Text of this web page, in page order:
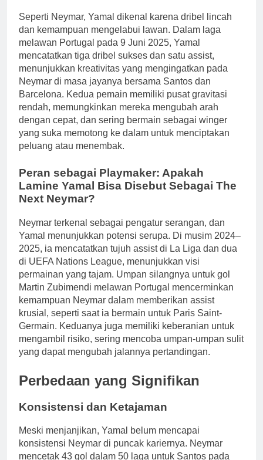
Seperti Neymar, Yamal dikenal karena dribel lincah
dan kemampuan mengelabui lawan. Dalam laga
melawan Portugal pada 9 Juni 2025, Yamal
mencatatkan tiga dribel sukses dan satu assist,
menunjukkan kreativitas yang mengingatkan pada
Neymar di masa jayanya bersama Santos dan
Barcelona. Kedua pemain memiliki pusat gravitasi
rendah, memungkinkan mereka mengubah arah
dengan cepat, dan sering bermain sebagai winger
yang suka memotong ke dalam untuk menciptakan
peluang atau menembak.
Peran sebagai Playmaker: Apakah
Lamine Yamal Bisa Disebut Sebagai The
Next Neymar?
Neymar terkenal sebagai pengatur serangan, dan
Yamal menunjukkan potensi serupa. Di musim 2024–
2025, ia mencatatkan tujuh assist di La Liga dan dua
di UEFA Nations League, menunjukkan visi
permainan yang tajam. Umpan silangnya untuk gol
Martin Zubimendi melawan Portugal mencerminkan
kemampuan Neymar dalam memberikan assist
krusial, seperti saat ia bermain untuk Paris Saint-
Germain. Keduanya juga memiliki keberanian untuk
mengambil risiko, sering mencoba umpan-umpan sulit
yang dapat mengubah jalannya pertandingan.
Perbedaan yang Signifikan
Konsistensi dan Ketajaman
Meski menjanjikan, Yamal belum mencapai
konsistensi Neymar di puncak kariernya. Neymar
mencetak 43 gol dalam 50 laga untuk Santos pada